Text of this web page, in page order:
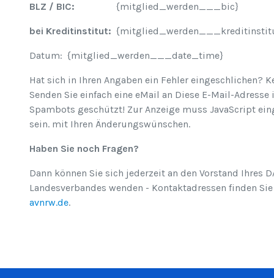
BLZ / BIC: {mitglied_werden___bic}
bei Kreditinstitut:
Datum: {mitglied_werden___date_time}
Hat sich in Ihren Angaben ein Fehler eingeschlichen?
Senden Sie einfach eine eMail an Diese E-Mail-Adresse
Spambots geschützt! Zur Anzeige muss JavaScript
sein. mit Ihren Änderungswünschen.
Haben Sie noch Fragen?
Dann können Sie sich jederzeit an den Vorstand Ihres
Landesverbandes wenden - Kontaktadressen finden
avnrw.de.